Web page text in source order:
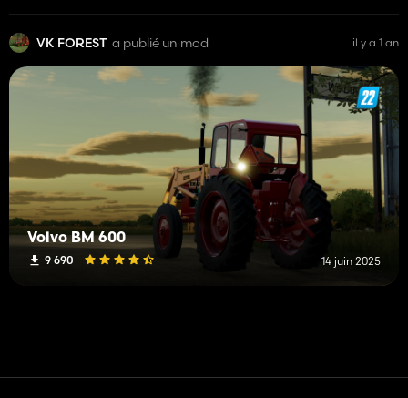
VK FOREST a publié un mod il y a 1 an
Volvo BM 600
9 690 14 juin 2025